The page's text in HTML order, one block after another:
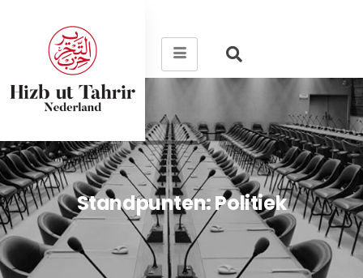
Standpunten: Politiek